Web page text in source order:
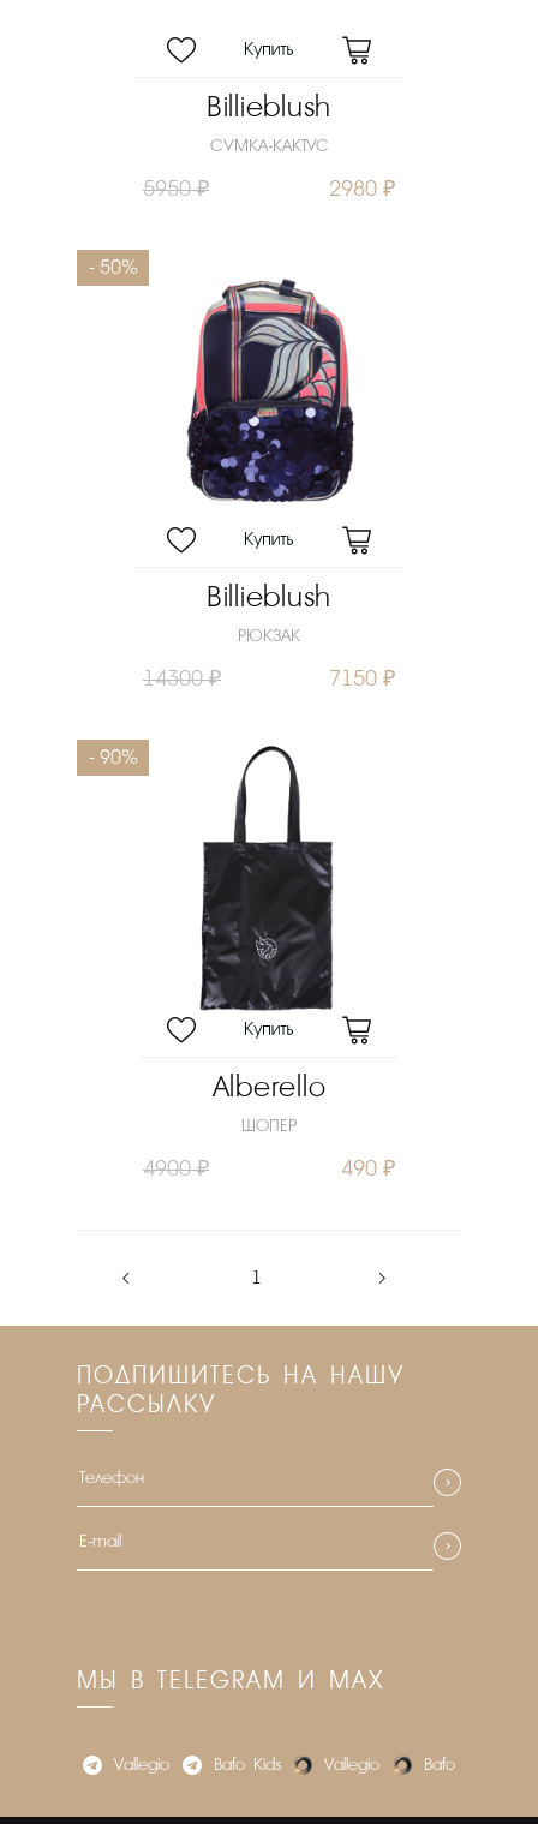
Billieblush
СУМКА-КАКТУС
5950 ₽ 2980 ₽
- 50%
Billieblush
РЮКЗАК
14300 ₽ 7150 ₽
- 90%
Alberello
ШОПЕР
4900 ₽ 490 ₽
‹ 1 ›
ПОДПИШИТЕСЬ НА НАШУ
РАССЫЛКУ
МЫ В TELEGRAM И MAX
Vallegio Bafo_Kids Vallegio Bafo